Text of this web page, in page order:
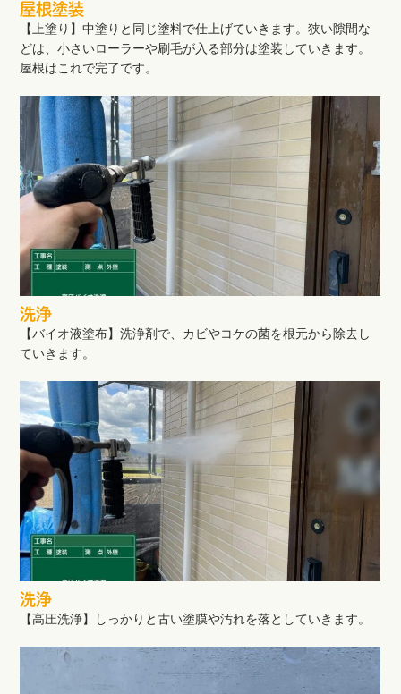
屋根塗装
【上塗り】中塗りと同じ塗料で仕上げていきます。狭い隙間な
どは、小さいローラーや刷毛が入る部分は塗装していきます。
屋根はこれで完了です。
洗浄
【バイオ液塗布】洗浄剤で、カビやコケの菌を根元から除去し
ていきます。
洗浄
【高圧洗浄】しっかりと古い塗膜や汚れを落としていきます。